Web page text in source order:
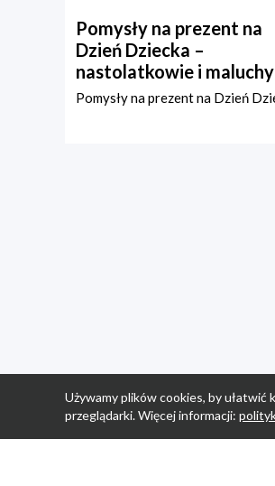
Pomysły na prezent na
Dzień Dziecka –
nastolatkowie i maluchy
Pomysły na prezent na Dzień
Używamy plików cookies, by ułatwić
przeglądarki. Więcej informacji: